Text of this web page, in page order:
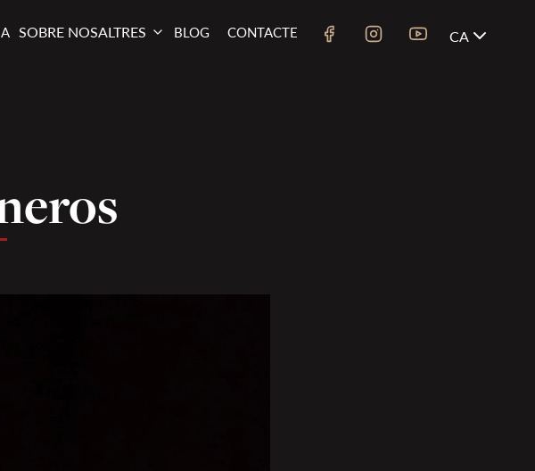
SOBRE NOSALTRES BLOG CONTACTE CA